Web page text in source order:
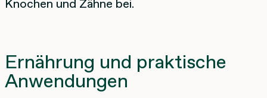
Knochen und Zähne bei.
Ernährung und praktische
Anwendungen